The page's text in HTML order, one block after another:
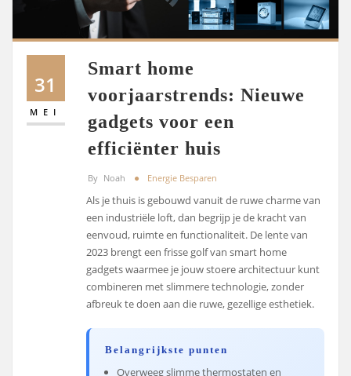
31
MEI
Smart home
voorjaarstrends: Nieuwe
gadgets voor een
efficiënter huis
By Noah Energie Besparen
Als je thuis is gebouwd vanuit de ruwe charme van
een industriële loft, dan begrijp je de kracht van
eenvoud, ruimte en functionaliteit. De lente van
2023 brengt een frisse golf van smart home
gadgets waarmee je jouw stoere architectuur kunt
combineren met slimmere technologie, zonder
afbreuk te doen aan die ruwe, gezellige esthetiek.
Belangrijkste punten
Overweeg slimme thermostaten en